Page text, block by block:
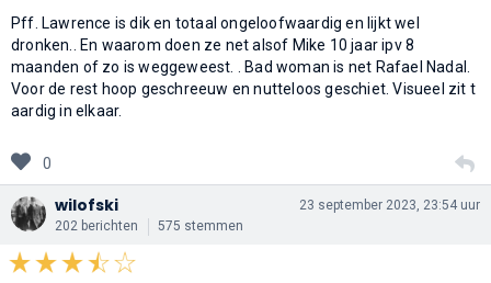
Pff. Lawrence is dik en totaal ongeloofwaardig en lijkt wel
dronken.. En waarom doen ze net alsof Mike 10 jaar ipv 8
maanden of zo is weggeweest. . Bad woman is net Rafael Nadal.
Voor de rest hoop geschreeuw en nutteloos geschiet. Visueel zit t
aardig in elkaar.
0
wilofski
202 berichten 575 stemmen
23 september 2023, 23:54 uur